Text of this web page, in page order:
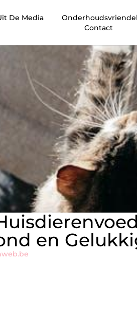
De Media
Contact
en